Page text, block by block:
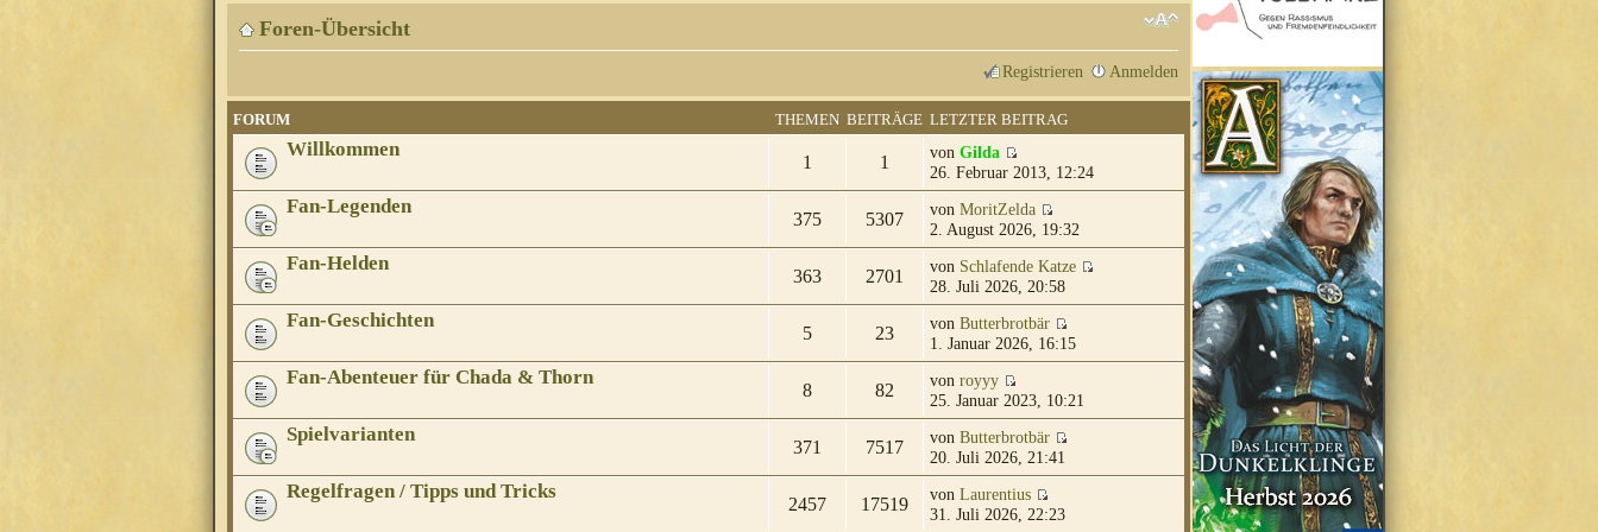
Foren-Übersicht
Registrieren Anmelden
FORUM THEMEN BEITRÄGE LETZTER BEITRAG
Willkommen
1 1 von Gilda
26. Februar 2013, 12:24
Fan-Legenden
375 5307 von MoritZelda
2. August 2026, 19:32
Fan-Helden
363 2701 von Schlafende Katze
28. Juli 2026, 20:58
Fan-Geschichten
5 23 von Butterbrotbär
1. Januar 2026, 16:15
Fan-Abenteuer für Chada & Thorn
8 82 von royyy
25. Januar 2023, 10:21
Spielvarianten
371 7517 von Butterbrotbär
20. Juli 2026, 21:41
Regelfragen / Tipps und Tricks
2457 17519 von Laurentius
31. Juli 2026, 22:23